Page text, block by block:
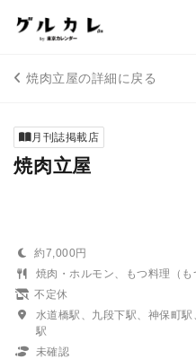
焼肉立屋の詳細に戻る
月刊誌掲載店
焼肉立屋
約7,000円
焼肉・ホルモン、もつ料理（も
不定休
水道橋駅、九段下駅、神保町
駅
未確認